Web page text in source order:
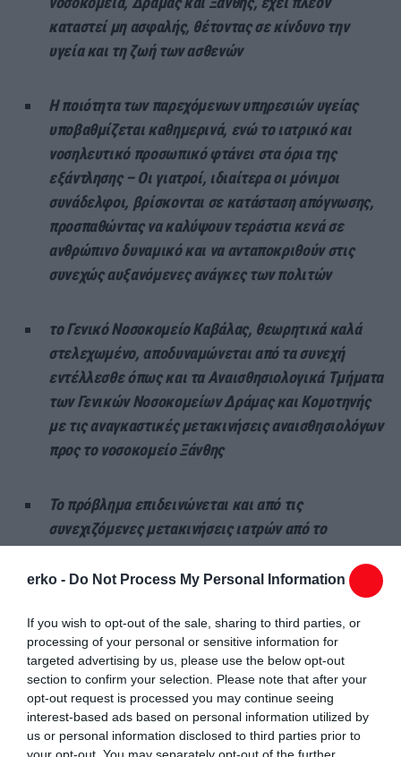
erko - Do Not Process My Personal Information
If you wish to opt-out of the sale, sharing to third parties, or
processing of your personal or sensitive information for
targeted advertising by us, please use the below opt-out
section to confirm your selection. Please note that after your
opt-out request is processed you may continue seeing
interest-based ads based on personal information utilized by
us or personal information disclosed to third parties prior to
your opt-out. You may separately opt-out of the further
καταστεί μη ασφαλής, θέτοντας σε κίνδυνο την
υγεία και τη ζωή των ασθενών
Η ποιότητα των παρεχόμενων υπηρεσιών υγείας
υποβαθμίζεται καθημερινά, ενώ το ιατρικό και
νοσηλευτικό προσωπικό φτάνει στα όρια της
εξάντλησης – Οι γιατροί, ιδιαίτερα οι μόνιμοι
συνάδελφοι, βρίσκονται σε κατάσταση απόγνωσης,
προσπαθώντας να καλύψουν τεράστια κενά σε
ανθρώπινο δυναμικό και να ανταποκριθούν στις
συνεχώς αυξανόμενες ανάγκες των πολιτών
το Γενικό Νοσοκομείο Καβάλας, θεωρητικά καλά
στελεχωμένο, αποδυναμώνεται από τα συνεχή
εντέλλεσθε όπως και τα Αναισθησιολογικά Τμήματα
των Γενικών Νοσοκομείων Δράμας και Κομοτηνής
με τις αναγκαστικές μετακινήσεις αναισθησιολόγων
προς το νοσοκομείο Ξάνθης
Το πρόβλημα επιδεινώνεται και από τις
συνεχιζόμενες μετακινήσεις ιατρών από το
Νοσοκομείο Διδυμοτείχου, το οποίο καλύπτει τις
ανάγκες περίθαλψης ενός πληθυσμού μιας μεγάλης
Το Υπουργείο Υγείας αντί να ενισχύσει το
Νοσοκομείο Διδυμοτείχου, όχι μόνο δεν εγκρίνει
την προκήρυξη όλων των κενών οργανικών θέσεων,
αλλά δεν εγκρίνει ούτε και επαρκή αριθμό
επικουρικού προσωπικού – Επιπλέον μετακινεί